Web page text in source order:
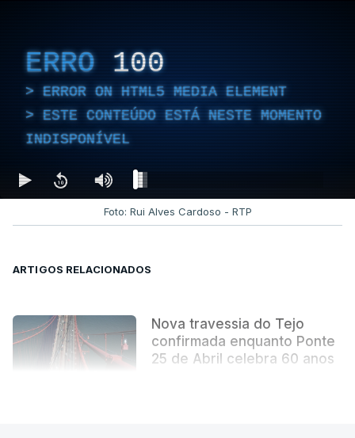
ERRO 100
ERROR ON HTML5 MEDIA ELEMENT
ESTE CONTEÚDO ESTÁ NESTE MOMENTO
INDISPONÍVEL
Foto: Rui Alves Cardoso - RTP
ARTIGOS RELACIONADOS
Nova travessia do Tejo
confirmada enquanto Ponte
25 de Abril celebra 60 anos